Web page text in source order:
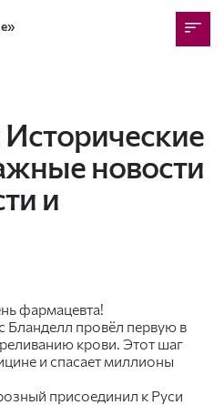
Исторические
новости
и
фармацевта!
Бланделл провёл первую в
крови. Этот шаг
и спасает миллионы
присоединил к Руси